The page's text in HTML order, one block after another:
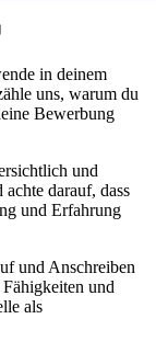
in deinem
uns, warum du
Bewerbung
und
darauf, dass
und Erfahrung
und Anschreiben
und
als